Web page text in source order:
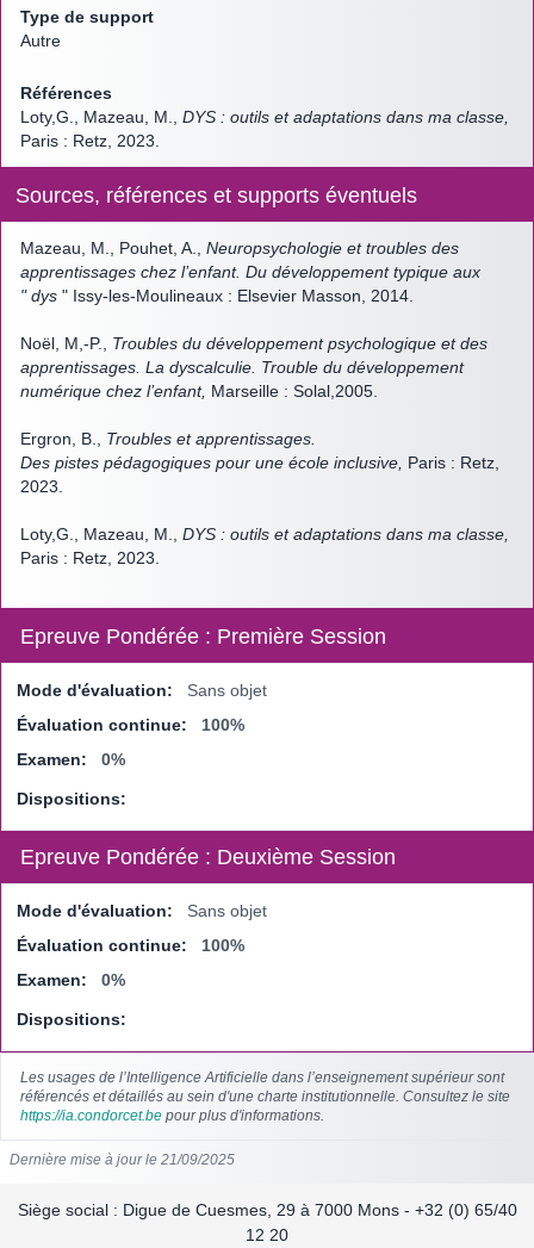
Type de support
Autre
Références
Loty,G., Mazeau, M., DYS : outils et adaptations dans ma classe,
Paris : Retz, 2023.
Sources, références et supports éventuels
Mazeau, M., Pouhet, A., Neuropsychologie et troubles des
apprentissages chez l’enfant. Du développement typique aux
" dys " Issy-les-Moulineaux : Elsevier Masson, 2014.
Noël, M,-P., Troubles du développement psychologique et des
apprentissages. La dyscalculie. Trouble du développement
numérique chez l’enfant, Marseille : Solal,2005.
Ergron, B., Troubles et apprentissages.
Des pistes pédagogiques pour une école inclusive, Paris : Retz,
2023.
Loty,G., Mazeau, M., DYS : outils et adaptations dans ma classe,
Paris : Retz, 2023.
Epreuve Pondérée : Première Session
Mode d'évaluation:
Sans objet
Évaluation continue:
100%
Examen:
0%
Dispositions:
Epreuve Pondérée : Deuxième Session
Mode d'évaluation:
Sans objet
Évaluation continue:
100%
Examen:
0%
Dispositions:
Les usages de l’Intelligence Artificielle dans l’enseignement supérieur sont
référencés et détaillés au sein d'une charte institutionnelle. Consultez le site
https://ia.condorcet.be pour plus d'informations.
Dernière mise à jour le 21/09/2025
Siège social : Digue de Cuesmes, 29 à 7000 Mons - +32 (0) 65/40
12 20